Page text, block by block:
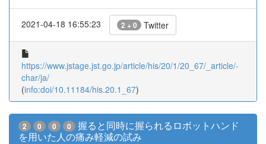
2021-04-18 16:55:23 2 + 0 Twitter
https://www.jstage.jst.go.jp/article/his/20/1/20_67/_article/-
char/ja/
(info:doi/10.11184/his.20.1_67)
2 0 0 0
握ると同時に握られるロボットハンド
を用いた人の痛み軽減の試み